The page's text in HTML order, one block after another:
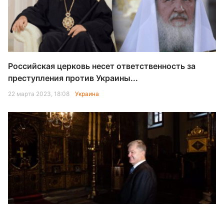
Российская церковь несет ответственность за
преступления против Украины...
22 марта 2023, 18:08 Украина